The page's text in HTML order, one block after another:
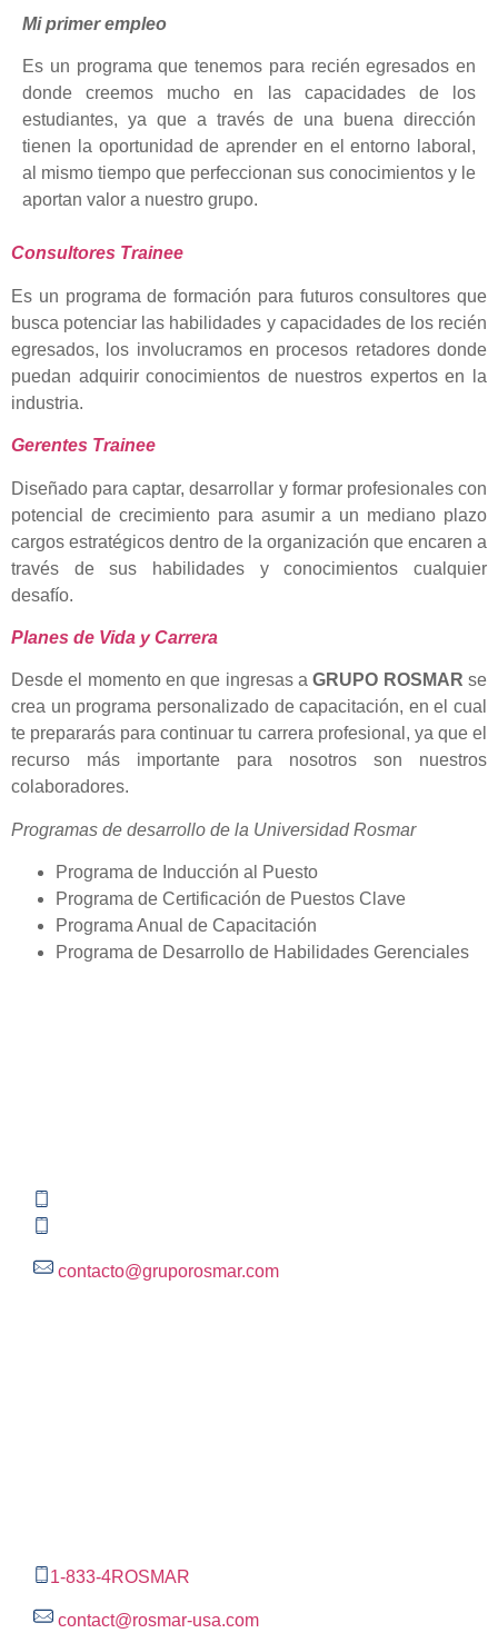
Mi primer empleo
Es un programa que tenemos para recién egresados en
donde creemos mucho en las capacidades de los
estudiantes, ya que a través de una buena dirección
tienen la oportunidad de aprender en el entorno laboral,
al mismo tiempo que perfeccionan sus conocimientos y le
aportan valor a nuestro grupo.
Consultores Trainee
Es un programa de formación para futuros consultores que
busca potenciar las habilidades y capacidades de los recién
egresados, los involucramos en procesos retadores donde
puedan adquirir conocimientos de nuestros expertos en la
industria.
Gerentes Trainee
Diseñado para captar, desarrollar y formar profesionales con
potencial de crecimiento para asumir a un mediano plazo
cargos estratégicos dentro de la organización que encaren a
través de sus habilidades y conocimientos cualquier
desafío.
Planes de Vida y Carrera
Desde el momento en que ingresas aGRUPO ROSMAR se
crea un programa personalizado de capacitación, en el cual
te prepararás para continuar tu carrera profesional, ya que el
recurso más importante para nosotros son nuestros
colaboradores.
Programas de desarrollo de la Universidad Rosmar
Programa de Inducción al Puesto
Programa de Certificación de Puestos Clave
Programa Anual de Capacitación
Programa de Desarrollo de Habilidades Gerenciales
contacto@gruporosmar.com
1-833-4ROSMAR
contact@rosmar-usa.com